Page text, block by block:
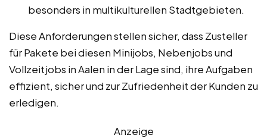
besonders in multikulturellen Stadtgebieten.
Diese Anforderungen stellen sicher, dass Zusteller
für Pakete bei diesen Minijobs, Nebenjobs und
Vollzeitjobs in Aalen in der Lage sind, ihre Aufgaben
effizient, sicher und zur Zufriedenheit der Kunden zu
erledigen.
Anzeige